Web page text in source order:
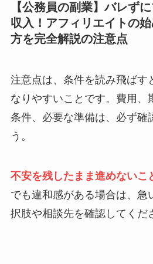
【公務員の副業】バレず
収入！アフィリエイトの
方を完全解説の注意点
注意点は、条件を読み飛ばす
なりやすいことです。費用、
条件、必要な準備は、必ず確
う。
不安を残したまま進めないこ
でも違和感がある場合は、急
択肢や相談先を確認してくだ